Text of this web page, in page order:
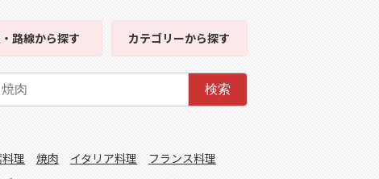
路線から探す カテゴリーから探す
検索
理 焼肉 イタリア料理
フランス料理